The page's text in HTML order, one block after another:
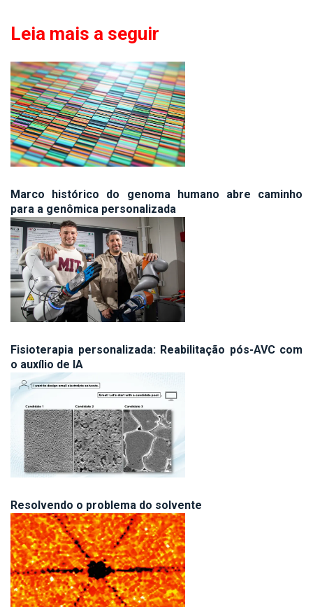
Leia mais a seguir
Marco histórico do genoma humano abre caminho
para a genômica personalizada
Fisioterapia personalizada: Reabilitação pós-AVC com
o auxílio de IA
Resolvendo o problema do solvente